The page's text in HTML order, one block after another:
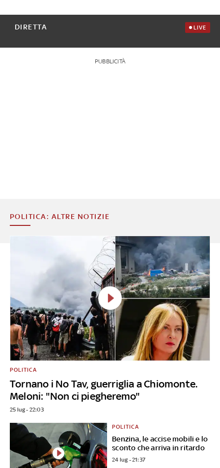
DIRETTA LIVE
PUBBLICITÀ
POLITICA: ALTRE NOTIZIE
Tornano i No Tav, guerriglia a Chiomonte.
Meloni: "Non ci piegheremo"
POLITICA
25 lug - 22:03
Benzina, le accise mobili e lo
sconto che arriva in ritardo
POLITICA
24 lug - 21:37